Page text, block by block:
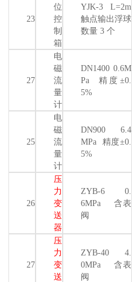
23
位
控
制
箱
YJK-3 L=2m
触点输出浮球
数量 3 个
27
电
磁
流
量
计
DN1400 0.6M
Pa 精度±0.
5%
25
电
磁
流
量
计
DN900 6.4
MPa 精度±0.
5%
26
压
力
变
送
器
ZYB-6 0.
6MPa 含表
阀
27
压
力
变
送
ZYB-40 4.
0MPa 含表
阀